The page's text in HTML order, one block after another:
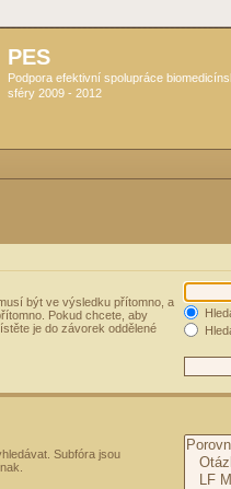
PES
Podpora efektivní spolupráce
sféry 2009 - 2012
být ve výsledku přítomno, a
Pokud chcete, aby
je do závorek oddělené
Subfóra jsou